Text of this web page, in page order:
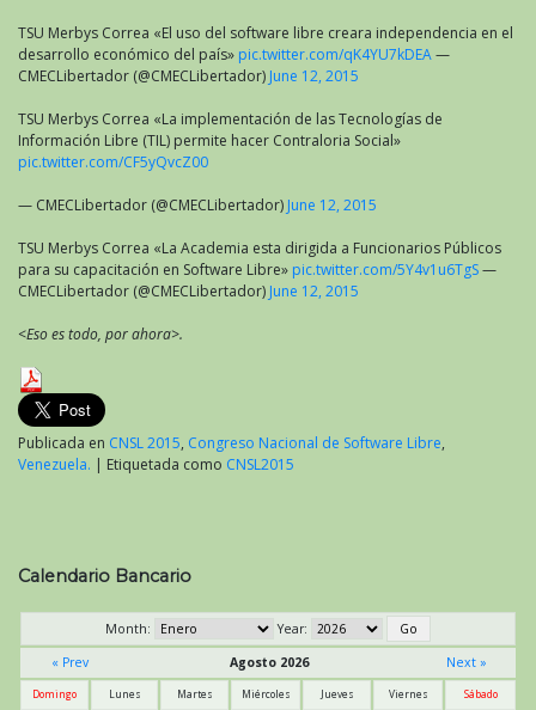
TSU Merbys Correa «El uso del software libre creara independencia en el
desarrollo económico del país» pic.twitter.com/qK4YU7kDEA—
CMECLibertador (@CMECLibertador) June 12, 2015
TSU Merbys Correa «La implementación de las Tecnologías de
Información Libre (TIL) permite hacer Contraloria Social»
pic.twitter.com/CF5yQvcZ00
— CMECLibertador (@CMECLibertador) June 12, 2015
TSU Merbys Correa «La Academia esta dirigida a Funcionarios Públicos
para su capacitación en Software Libre» pic.twitter.com/5Y4v1u6TgS—
CMECLibertador (@CMECLibertador) June 12, 2015
<Eso es todo, por ahora>.
Publicada en CNSL 2015, Congreso Nacional de Software Libre,
Venezuela. | Etiquetada como CNSL2015
Calendario Bancario
Month:
Year:
« Prev
Agosto 2026 Next »
Domingo Lunes Martes Miércoles Jueves Viernes Sábado